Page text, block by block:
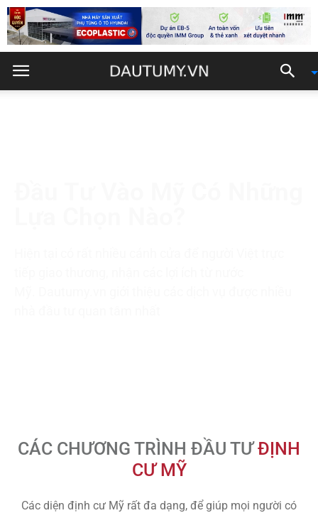
CÁC CHƯƠNG TRÌNH ĐẦU TƯĐỊNH
CƯ MỸ
Các diện định cư Mỹ rất đa dạng, để giúp mọi người có